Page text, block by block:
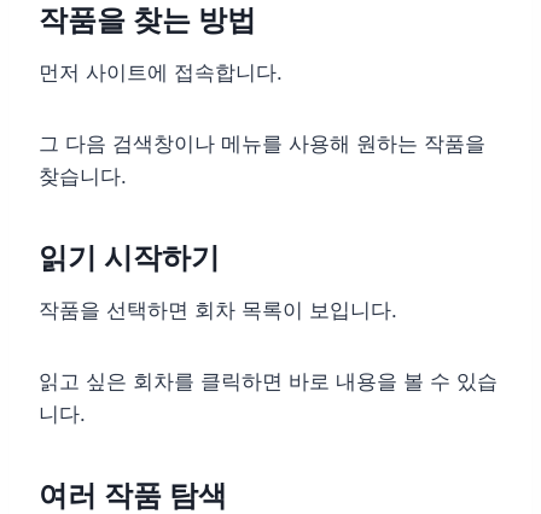
작품을 찾는 방법
먼저 사이트에 접속합니다.
그 다음 검색창이나 메뉴를 사용해 원하는 작품을
찾습니다.
읽기 시작하기
작품을 선택하면 회차 목록이 보입니다.
읽고 싶은 회차를 클릭하면 바로 내용을 볼 수 있습
니다.
여러 작품 탐색